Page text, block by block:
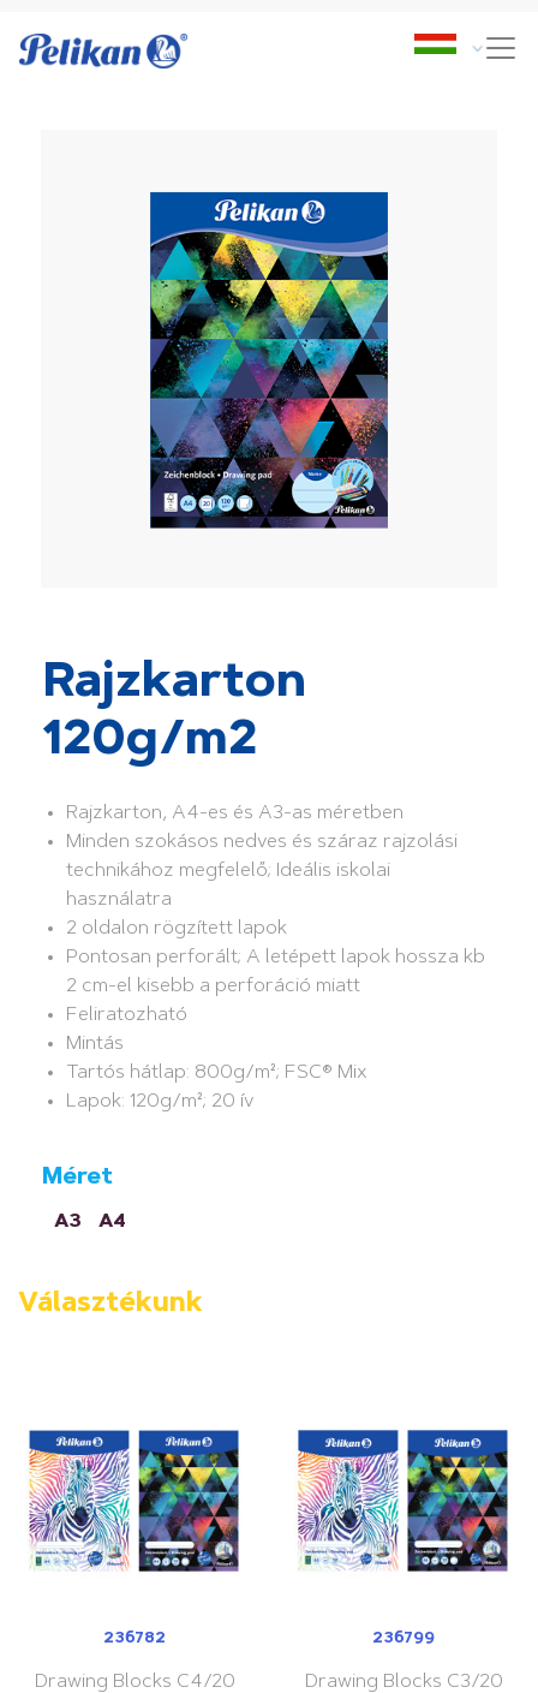
Rajzkarton
120g/m2
Rajzkarton, A4-es és A3-as méretben
Minden szokásos nedves és száraz rajzolási
technikához megfelelő; Ideális iskolai
használatra
2 oldalon rögzített lapok
Pontosan perforált; A letépett lapok hossza kb
2 cm-el kisebb a perforáció miatt
Feliratozható
Mintás
Tartós hátlap: 800g/m²; FSC® Mix
Lapok: 120g/m²; 20 ív
Méret
A3 A4
Választékunk
236782
Drawing Blocks C4/20
236799
Drawing Blocks C3/20